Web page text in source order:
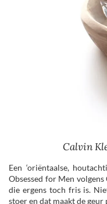
Calvin
Een ‘oriëntaalse,
Obsessed for Men
die ergens toch fris is.
stoer en dat maakt de